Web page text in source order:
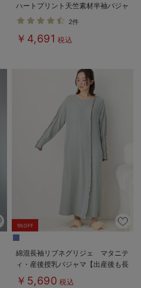
ハートプリント天竺素材半袖パジャ
マ マタニティ・産後授乳パジャマ
【出産後も長く使える】
2件
￥4,691 税込
5%OFF
綿混長袖リブネグリジェ マタニテ
ィ・産後授乳パジャマ【出産後も長
く使える】
￥5,690 税込